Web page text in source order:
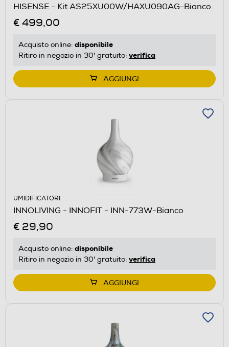
HISENSE - Kit AS25XU00W/HAXU090AG-Bianco
€ 499,00
Acquisto online: disponibile
Ritiro in negozio in 30' gratuito: verifica
AGGIUNGI
UMIDIFICATORI
INNOLIVING - INNOFIT - INN-773W-Bianco
€ 29,90
Acquisto online: disponibile
Ritiro in negozio in 30' gratuito: verifica
AGGIUNGI